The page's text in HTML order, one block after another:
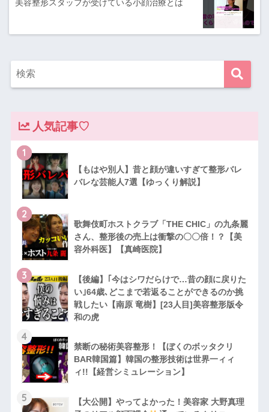
美容整形スタッフが受けている小顔治療とは
人気記事♡
1
【もはや別人】昔と顔が違いすぎて整形バレ
バレな芸能人7選【ゆっくり解説】
2
歌舞伎町ホストクラブ「THE CHIC」の九条麗
さん、整形後の売上は衝撃の〇〇倍！？【美
容外科医】【真崎医院】
3
【後編】｢今はシワだらけで…昔の顔に戻りた
い｣64歳､どこまで若返ることができるのか挑
戦したい【南原 竜樹】[23人目]美容整形版令
和の虎
4
禁断の秘術美容整形！【ぼくのボッタクリ
BAR韓国篇】韓国の整形技術は世界一ィィ
ィ!!【経営シミュレーション】
5
【大公開】やってよかった！美容家 大野真理